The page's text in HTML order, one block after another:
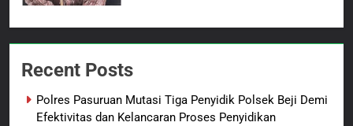
7
Usut Tuntas dan Transparan
Recent Posts
Polres Pasuruan Mutasi Tiga Penyidik Polsek Beji Demi
Efektivitas dan Kelancaran Proses Penyidikan